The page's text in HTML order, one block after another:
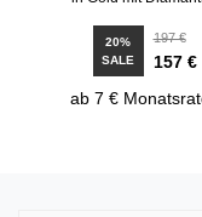
20%
SALE
197 €
157 €
ab 7 €